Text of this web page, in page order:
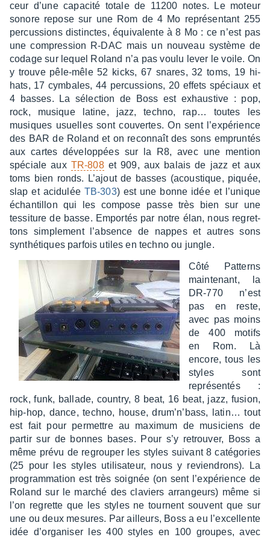
ceur d’une capa­cité totale de 11200 notes. Le moteur
sonore repose sur une Rom de 4 Mo repré­sen­tant 255
percus­sions distinctes, équi­va­lente à 8 Mo : ce n’est pas
une compres­sion R-DAC mais un nouveau système de
codage sur lequel Roland n’a pas voulu lever le voile. On
y trouve pêle-mêle 52 kicks, 67 snares, 32 toms, 19 hi-
hats, 17 cymbales, 44 percus­sions, 20 effets spéciaux et
4 basses. La sélec­tion de Boss est exhaus­tive : pop,
rock, musique latine, jazz, techno, rap… toutes les
musiques usuelles sont couvertes. On sent l’ex­pé­rience
des BAR de Roland et on recon­naît des sons emprun­tés
aux cartes déve­lop­pées sur la R8, avec une mention
spéciale aux TR-808et 909, aux balais de jazz et aux
toms bien ronds. L’ajout de basses (acous­tique, piquée,
slap et acidu­lée TB-303) est une bonne idée et l’unique
échan­tillon qui les compose passe très bien sur une
tessi­ture de basse. Empor­tés par notre élan, nous regret­
tons simple­ment l’ab­sence de nappes et autres sons
synthé­tiques parfois utiles en techno ou jungle.
Côté Patterns
main­te­nant, la
DR-770 n’est
pas en reste,
avec pas moins
de 400 motifs
en Rom. Là
encore, tous les
styles sont
repré­sen­tés :
rock, funk, ballade, coun­try, 8 beat, 16 beat, jazz, fusion,
hip-hop, dance, techno, house, drum’n’­bass, latin… tout
est fait pour permettre au maxi­mum de musi­ciens de
partir sur de bonnes bases. Pour s’y retrou­ver, Boss a
même prévu de regrou­per les styles suivant 8 caté­go­ries
(25 pour les styles utili­sa­teur, nous y revien­drons). La
program­ma­tion est très soignée (on sent l’ex­pé­rience de
Roland sur le marché des claviers arran­geurs) même si
l’on regrette que les styles ne tournent souvent que sur
une ou deux mesures. Par ailleurs, Boss a eu l’ex­cel­lente
idée d’or­ga­ni­ser les 400 styles en 100 groupes, avec